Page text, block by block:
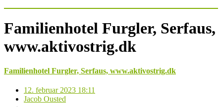
Familienhotel Furgler, Serfaus,
www.aktivostrig.dk
Familienhotel Furgler, Serfaus, www.aktivostrig.dk
12. februar 2023 18:11
Jacob Ousted